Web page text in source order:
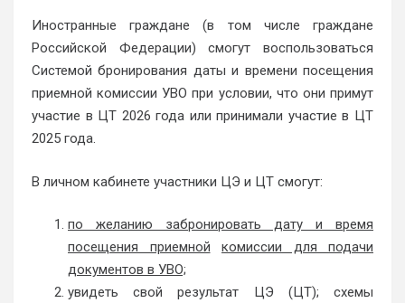
Иностранные граждане (в том числе граждане
Российской Федерации) смогут воспользоваться
Системой бронирования даты и времени посещения
приемной комиссии УВО при условии, что они примут
участие в ЦТ 2026 года или принимали участие в ЦТ
2025 года.
В личном кабинете участники ЦЭ и ЦТ смогут:
по желанию забронировать дату и время
посещения приемной
комиссии для подачи
документов в УВО;
увидеть свой результат ЦЭ (ЦТ); схемы